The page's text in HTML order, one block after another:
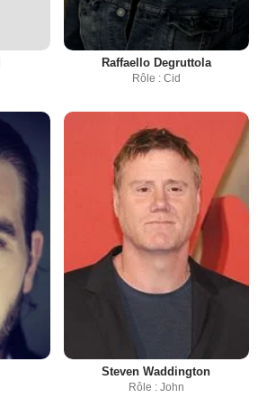
Raffaello Degruttola
Rôle : Cid
Steven Waddington
Rôle : John